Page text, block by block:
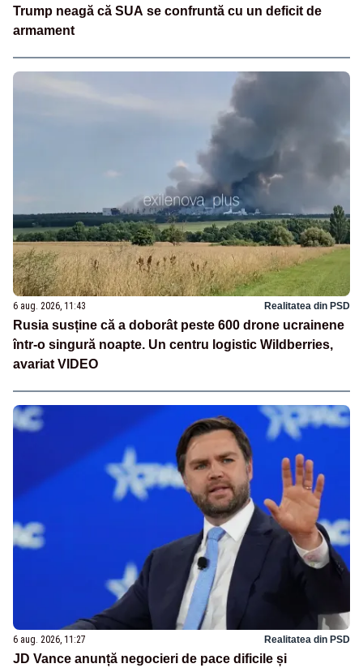
Trump neagă că SUA se confruntă cu un deficit de
armament
6 aug. 2026, 11:43 Realitatea din PSD
Rusia susține că a doborât peste 600 drone ucrainene
într-o singură noapte. Un centru logistic Wildberries,
avariat VIDEO
6 aug. 2026, 11:27 Realitatea din PSD
JD Vance anunță negocieri de pace dificile și